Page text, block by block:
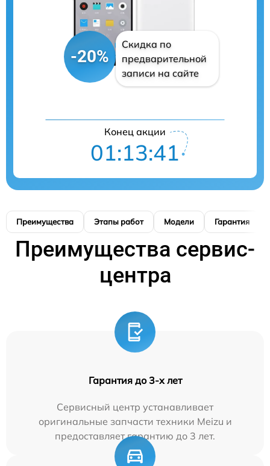
-20%
Скидка по
предварительной
записи на сайте
Конец акции
01:13:41
Преимущества Этапы работ Модели Гарантия
Преимущества сервис-
центра
Гарантия до 3-х лет
Сервисный центр устанавливает
оригинальные запчасти техники Meizu и
предоставляет гарантию до 3 лет.